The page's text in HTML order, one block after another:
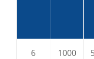
6 1000